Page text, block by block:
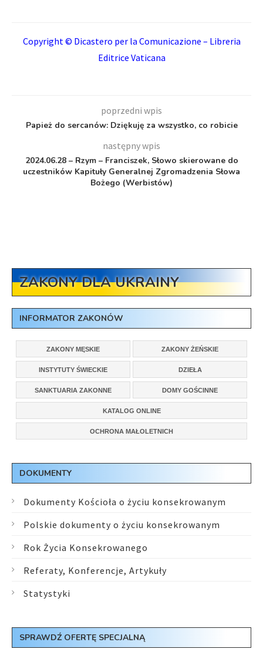
Copyright © Dicastero per la Comunicazione – Libreria
Editrice Vaticana
poprzedni wpis
Papież do sercanów: Dziękuję za wszystko, co robicie
następny wpis
2024.06.28 – Rzym – Franciszek, Słowo skierowane do
uczestników Kapituły Generalnej Zgromadzenia Słowa
Bożego (Werbistów)
ZAKONY DLA UKRAINY
INFORMATOR ZAKONÓW
ZAKONY MĘSKIE ZAKONY ŻEŃSKIE
INSTYTUTY ŚWIECKIE DZIEŁA
SANKTUARIA ZAKONNE DOMY GOŚCINNE
KATALOG ONLINE
OCHRONA MAŁOLETNICH
DOKUMENTY
Dokumenty Kościoła o życiu konsekrowanym
Polskie dokumenty o życiu konsekrowanym
Rok Życia Konsekrowanego
Referaty, Konferencje, Artykuły
Statystyki
SPRAWDŹ OFERTĘ SPECJALNĄ